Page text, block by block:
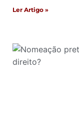
Ler Artigo »